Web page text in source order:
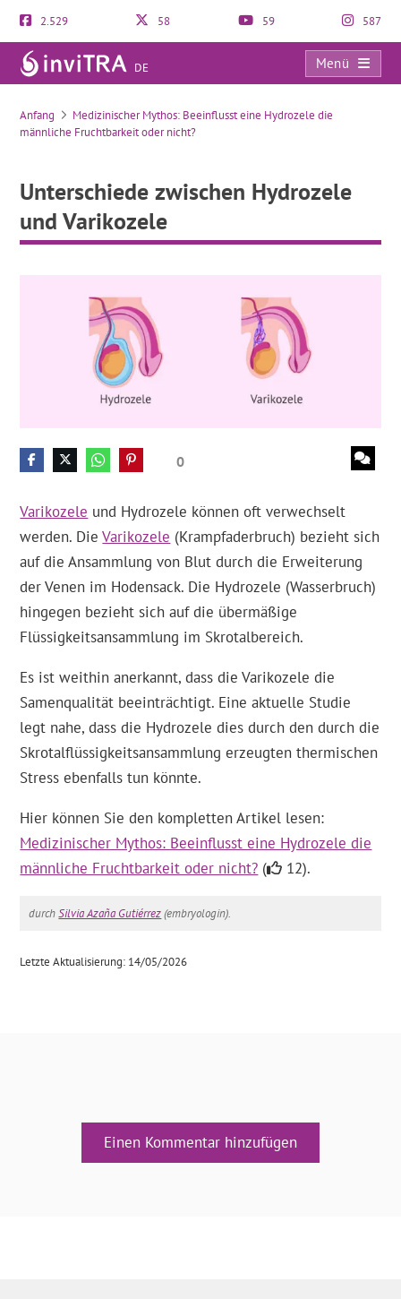
2.529 58 59 587
DE
Menü
Unterschiede zwischen Hydrozele und Varikozele
Anfang
Medizinischer Mythos: Beeinflusst eine Hydrozele die
männliche Fruchtbarkeit oder nicht?
Unterschiede zwischen Hydrozele
und Varikozele
0
Varikozele und Hydrozele können oft verwechselt
werden. DieVarikozele (Krampfaderbruch) bezieht sich
auf die Ansammlung von Blut durch die Erweiterung
der Venen im Hodensack. Die Hydrozele (Wasserbruch)
hingegen bezieht sich auf die übermäßige
Flüssigkeitsansammlung im Skrotalbereich.
Es ist weithin anerkannt, dass die Varikozele die
Samenqualität beeinträchtigt. Eine aktuelle Studie
legt nahe, dass die Hydrozele dies durch den durch die
Skrotalflüssigkeitsansammlung erzeugten thermischen
Stress ebenfalls tun könnte.
Hier können Sie den kompletten Artikel lesen:
Medizinischer Mythos: Beeinflusst eine Hydrozele die
männliche Fruchtbarkeit oder nicht? ( 12).
durchSilvia Azaña Gutiérrez(embryologin).
Letzte Aktualisierung: 14/05/2026
Einen Kommentar hinzufügen